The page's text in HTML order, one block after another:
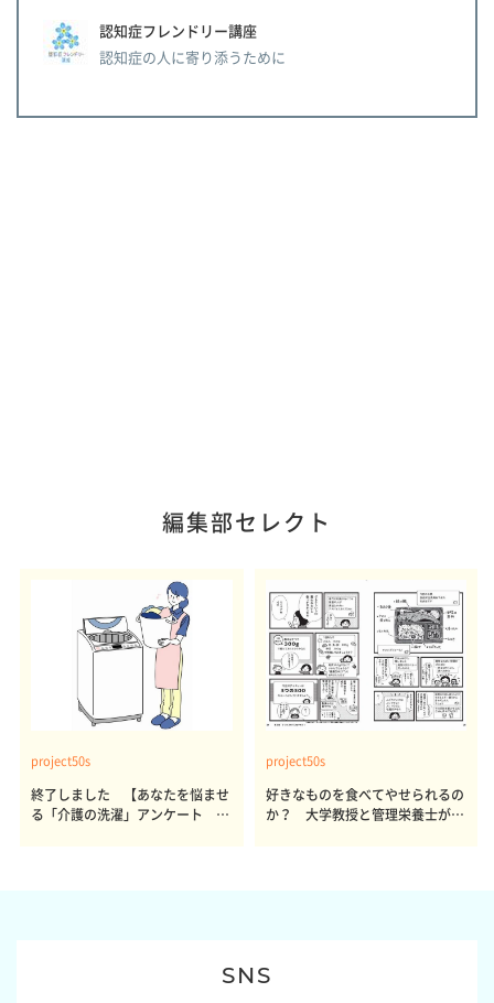
認知症フレンドリー講座
認知症の人に寄り添うために
編集部セレクト
project50s
終了しました 【あなたを悩ませ
る「介護の洗濯」アンケート 体
project50s
好きなものを食べてやせられるの
か？ 大学教授と管理栄養士が出
SNS